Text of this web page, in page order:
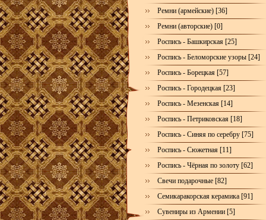
Ремни (армейские) [36]
Ремни (авторские) [0]
Роспись - Башкирская [25]
Роспись - Беломорские узоры [24]
Роспись - Борецкая [57]
Роспись - Городецкая [23]
Роспись - Мезенская [14]
Роспись - Петриковская [18]
Роспись - Синяя по серебру [75]
Роспись - Сюжетная [11]
Роспись - Чёрная по золоту [62]
Свечи подарочные [82]
Семикаракорская керамика [91]
Сувениры из Армении [5]